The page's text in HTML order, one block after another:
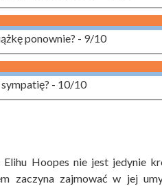
ponownie? - 9/10
- 10/10
Hoopes nie jest jedynie
zaczyna zajmować w jej